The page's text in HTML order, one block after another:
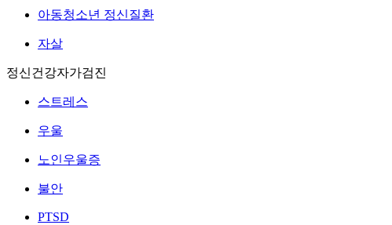
아동청소년 정신질환
자살
정신건강자가검진
스트레스
우울
노인우울증
불안
PTSD